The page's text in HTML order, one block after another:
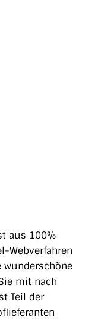
aus 100%
Webverfahren
wunderschöne
mit nach
Teil der